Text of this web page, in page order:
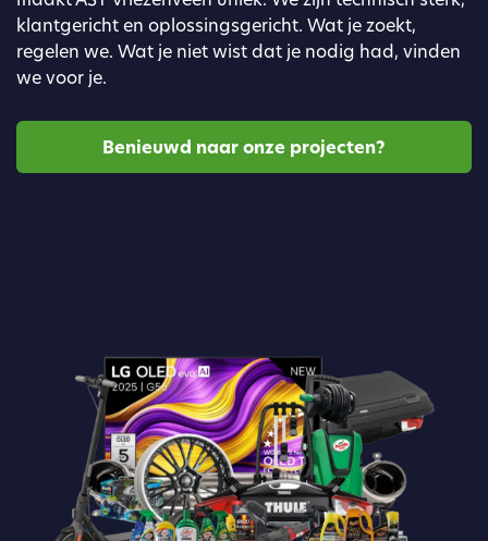
klantgericht en oplossingsgericht. Wat je zoekt,
regelen we. Wat je niet wist dat je nodig had, vinden
we voor je.
Benieuwd naar onze projecten?